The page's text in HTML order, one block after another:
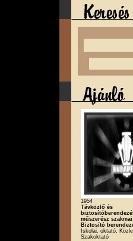
1954
Távközlő és
műszerész
Biztosító
Iskolai, oktató,
Szakoktató